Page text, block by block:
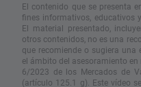
El contenido que se presenta
fines informativos, educativos
El material presentado,
otros contenidos, no es una
que recomiende o sugiera una
el ámbito del asesoramiento
6/2023 de los Mercados de
(artículo 125.1 g). Este vídeo